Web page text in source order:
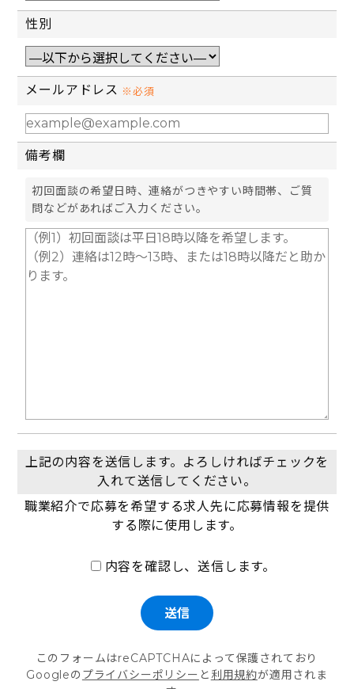
性別
メールアドレス ※必須
備考欄
初回面談の希望日時、連絡がつきやすい時間帯、ご質
問などがあればご入力ください。
上記の内容を送信します。よろしければチェックを
入れて送信してください。
職業紹介で応募を希望する求人先に応募情報を提供
する際に使用します。
内容を確認し、送信します。
このフォームはreCAPTCHAによって保護されており
Googleの プライバシーポリシー と 利用規約が適用されま